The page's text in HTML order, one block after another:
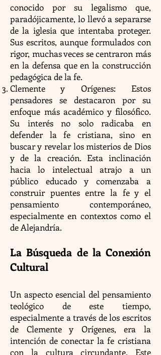
conocido por su legalismo que,
paradójicamente, lo llevó a separarse
de la iglesia que intentaba proteger.
Sus escritos, aunque formulados con
rigor, muchas veces se centraron más
en la defensa que en la construcción
pedagógica de la fe.
Clemente y Orígenes: Estos
pensadores se destacaron por su
enfoque más académico y filosófico.
Su interés no solo radicaba en
defender la fe cristiana, sino en
buscar y revelar los misterios de Dios
y de la creación. Esta inclinación
hacia lo intelectual atrajo a un
público educado y comenzaba a
construir puentes entre la fe y el
pensamiento contemporáneo,
especialmente en contextos como el
de Alejandría.
La Búsqueda de la Conexión
Cultural
Un aspecto esencial del pensamiento
teológico de este tiempo,
especialmente a través de los escritos
de Clemente y Orígenes, era la
intención de conectar la fe cristiana
con la cultura circundante. Este